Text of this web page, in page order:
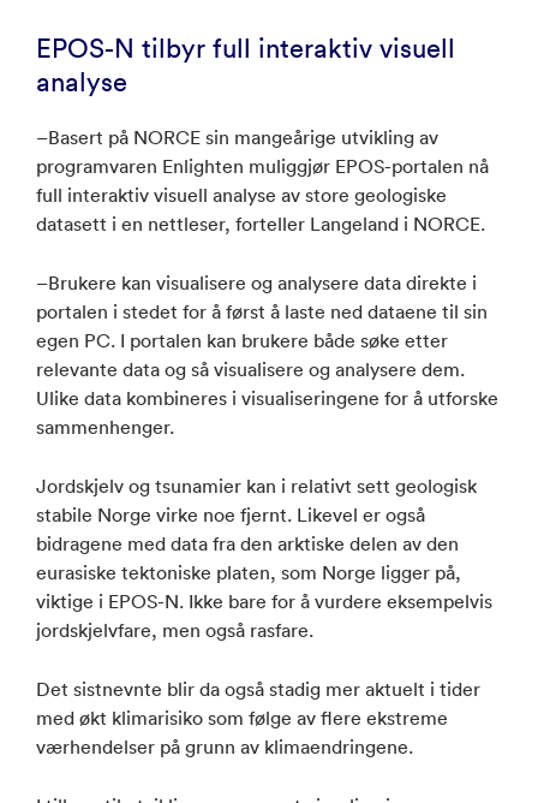
EPOS-N tilbyr full interaktiv visuell
analyse
–Basert på NORCE sin mangeårige utvikling av
programvaren Enlighten muliggjør EPOS-portalen nå
full interaktiv visuell analyse av store geologiske
datasett i en nettleser, forteller Langeland i NORCE.
–Brukere kan visualisere og analysere data direkte i
portalen i stedet for å først å laste ned dataene til sin
egen PC. I portalen kan brukere både søke etter
relevante data og så visualisere og analysere dem.
Ulike data kombineres i visualiseringene for å utforske
sammenhenger.
Jordskjelv og tsunamier kan i relativt sett geologisk
stabile Norge virke noe fjernt. Likevel er også
bidragene med data fra den arktiske delen av den
eurasiske tektoniske platen, som Norge ligger på,
viktige i EPOS-N. Ikke bare for å vurdere eksempelvis
jordskjelvfare, men også rasfare.
Det sistnevnte blir da også stadig mer aktuelt i tider
med økt klimarisiko som følge av flere ekstreme
værhendelser på grunn av klimaendringene.